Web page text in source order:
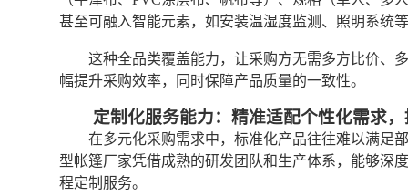
甚至可融入智能元素，如安装温湿度监测、照明系统
这种全品类覆盖能力，让采购方无需多方比价、
幅提升采购效率，同时保障产品质量的一致性。
定制化服务能力：精准适配个性化需求
在多元化采购需求中，标准化产品往往难以满足
型帐篷厂家凭借成熟的研发团队和生产体系，能够深
程定制服务。